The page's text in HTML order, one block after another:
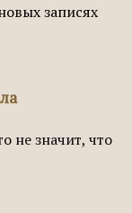
записях
не значит, что